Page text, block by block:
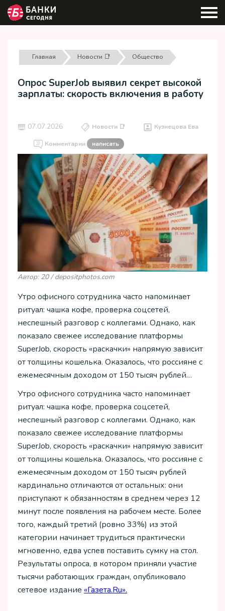
Главная Новости 📑 Общество
Опрос SuperJob выявил секрет высокой
зарплаты: скорость включения в работу
07.07.2026 Новости 📑 Кузнецова Ева
Комментарии написать
Автор: 20 / depositphotos.com
Утро офисного сотрудника часто напоминает
ритуал: чашка кофе, проверка соцсетей,
неспешный разговор с коллегами. Однако, как
показало свежее исследование платформы
SuperJob, скорость «раскачки» напрямую зависит
от толщины кошелька. Оказалось, что россияне с
ежемесячным доходом от 150 тысяч рублей…
Утро офисного сотрудника часто напоминает
ритуал: чашка кофе, проверка соцсетей,
неспешный разговор с коллегами. Однако, как
показало свежее исследование платформы
SuperJob, скорость «раскачки» напрямую зависит
от толщины кошелька. Оказалось, что россияне с
ежемесячным доходом от 150 тысяч рублей
кардинально отличаются от остальных: они
приступают к обязанностям в среднем через 12
минут после появления на рабочем месте. Более
того, каждый третий (ровно 33%) из этой
категории начинает трудиться практически
мгновенно, едва успев поставить сумку на стол.
Результаты опроса, в котором приняли участие
тысячи работающих граждан, опубликовало
сетевое издание «Газета.Ru».